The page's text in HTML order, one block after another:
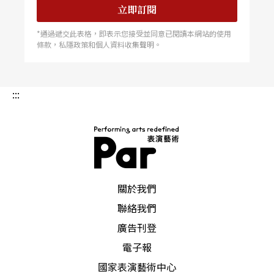
立即訂閱
*通過遞交此表格，即表示您接受並同意已閱讀本網站的使用
條款，私隱政策和個人資料收集聲明。
:::
關於我們
聯絡我們
廣告刊登
電子報
國家表演藝術中心